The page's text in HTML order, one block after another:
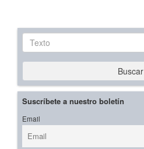
Texto
Buscar
Suscríbete a nuestro boletín
Email